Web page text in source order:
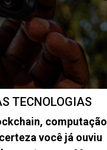
TECNOLOGIAS
computação
você já ouviu